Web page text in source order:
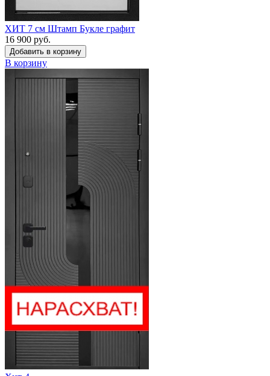
ХИТ 7 см Штамп Букле графит
16 900 руб.
Добавить в корзину
В корзину